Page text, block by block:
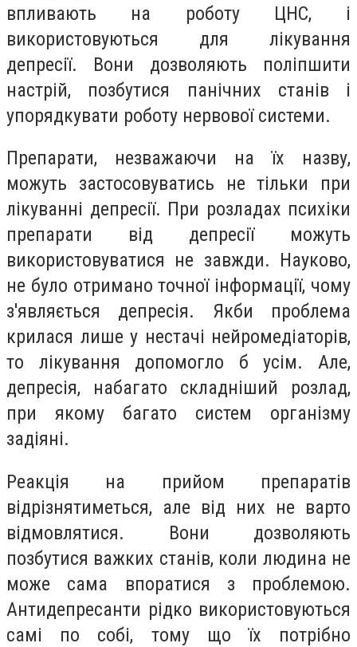
впливають на роботу ЦНС, і
використовуються для лікування
депресії. Вони дозволяють поліпшити
настрій, позбутися панічних станів і
упорядкувати роботу нервової системи.
Препарати, незважаючи на їх назву,
можуть застосовуватись не тільки при
лікуванні депресії. При розладах психіки
препарати від депресії можуть
використовуватися не завжди. Науково,
не було отримано точної інформації, чому
з'являється депресія. Якби проблема
крилася лише у нестачі нейромедіаторів,
то лікування допомогло б усім. Але,
депресія, набагато складніший розлад,
при якому багато систем організму
задіяні.
Реакція на прийом препаратів
відрізнятиметься, але від них не варто
відмовлятися. Вони дозволяють
позбутися важких станів, коли людина не
може сама впоратися з проблемою.
Антидепресанти рідко використовуються
самі по собі, тому що їх потрібно